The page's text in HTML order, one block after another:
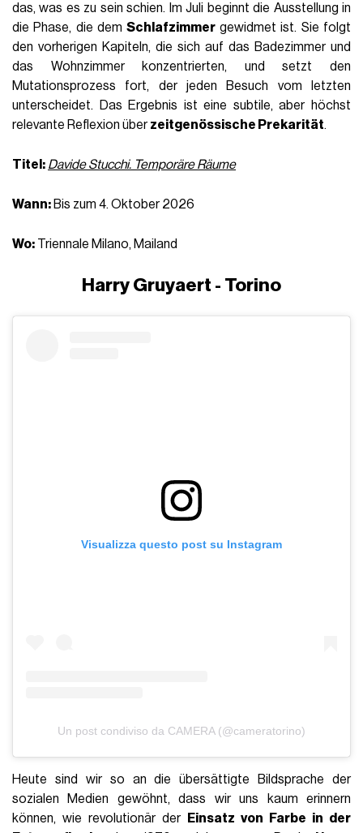
das, was es zu sein schien. Im Juli beginnt die Ausstellung in
die Phase, die dem Schlafzimmer gewidmet ist. Sie folgt
den vorherigen Kapiteln, die sich auf das Badezimmer und
das Wohnzimmer konzentrierten, und setzt den
Mutationsprozess fort, der jeden Besuch vom letzten
unterscheidet. Das Ergebnis ist eine subtile, aber höchst
relevante Reflexion überzeitgenössische Prekarität.
Titel: Davide Stucchi. Temporäre Räume
Wann: Bis zum 4. Oktober 2026
Wo: Triennale Milano, Mailand
Harry Gruyaert - Torino
Visualizza questo post su Instagram
Un post condiviso da CAMERA (@cameratorino)
Heute sind wir so an die übersättigte Bildsprache der
sozialen Medien gewöhnt, dass wir uns kaum erinnern
können, wie revolutionär der
Einsatz von Farbe in der